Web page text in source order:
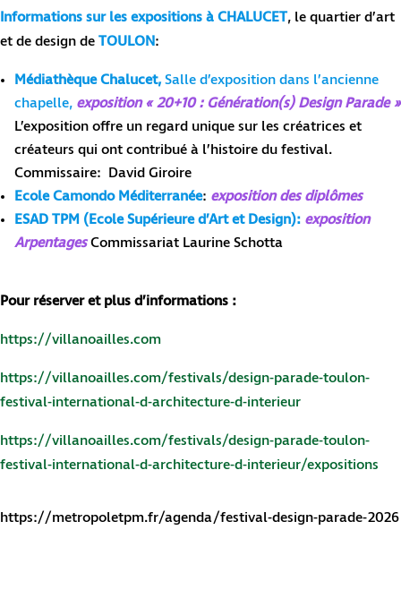
Informations sur les expositions à CHALUCET, le quartier d’art
et de design de TOULON:
Médiathèque Chalucet,Salle d’exposition dans l’ancienne
chapelle, exposition « 20+10 : Génération(s) Design Parade »
L’exposition offre un regard unique sur les créatrices et
créateurs qui ont contribué à l’histoire du festival.
Commissaire: David Giroire
Ecole Camondo Méditerranée: exposition des diplômes
ESAD TPM (Ecole Supérieure d’Art et Design): exposition
ArpentagesCommissariat Laurine Schotta
Pour réserver et plus d’informations :
https://villanoailles.com
https://villanoailles.com/festivals/design-parade-toulon-
festival-international-d-architecture-d-interieur
https://villanoailles.com/festivals/design-parade-toulon-
festival-international-d-architecture-d-interieur/expositions
https://metropoletpm.fr/agenda/festival-design-parade-2026